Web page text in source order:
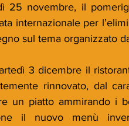
25 novembre, il
internazionale per
sul tema organizzato
3 dicembre il
rinnovato, dal
un piatto ammirando i
il nuovo menù